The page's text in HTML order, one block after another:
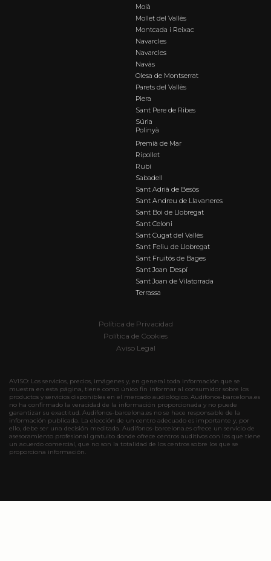
Moià
Mollet del Vallès
Montcada i Reixac
Navarcles
Navarcles
Navàs
Olesa de Montserrat
Parets del Vallès
Piera
Sant Pere de Ribes
Súria
Polinyà
Premià de Mar
Ripollet
Rubí
Sabadell
Sant Adrià de Besòs
Sant Andreu de Llavaneres
Sant Boi de Llobregat
Sant Celoni
Sant Cugat del Vallès
Sant Feliu de Llobregat
Sant Fruitós de Bages
Sant Joan Despí
Sant Joan de Vilatorrada
Terrassa
Política de Privacidad
Política de Cookies
Aviso Legal
AVISO: Los servicios, precios, imágenes y, en general toda información que se
muestra en esta página, tiene como único fin informar al consumidor sobre los
productos y servicios disponibles en el mercado audiológico. Audifonos-barcelona.es
no ha confirmado la veracidad de la información proporcionada y no puede
garantizar su exactitud. Audifonos-barcelona.es no se hace responsable de la
información publicada. La elección de un centro adecuado es importante y, por
ello, debe ser una decisión meditada. Audifonos-barcelona.es ofrece un servicio de
asesoramiento profesional gratuito donde ofrece centros auditivos con los que tiene
un acuerdo comercial, que no son la totalidad de los centros sobre los que se
proporciona información.